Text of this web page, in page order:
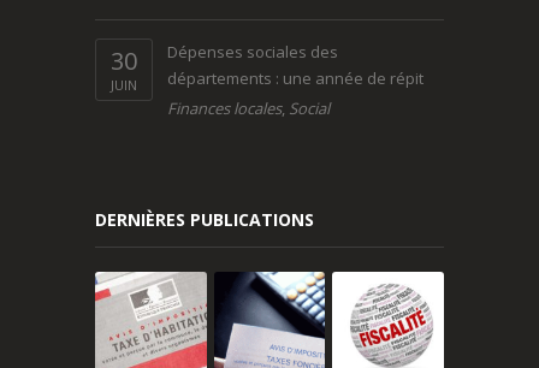
30
JUIN
Dépenses sociales des
départements : une année de répit
Finances locales, Social
DERNIÈRES PUBLICATIONS